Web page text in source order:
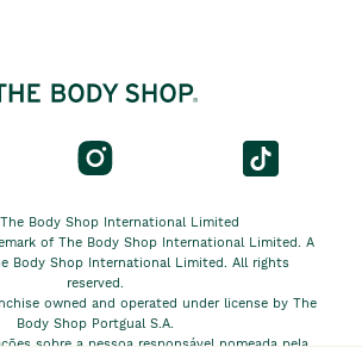
Body Shop International Limited
of The Body Shop International Limited. A
Body Shop International Limited. All rights
reserved.
owned and operated under license by The
Body Shop Portgual S.A.